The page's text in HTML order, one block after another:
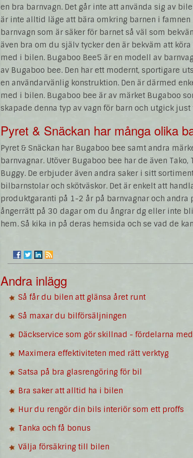
en bra barnvagn. Det går inte att använda sig av
är inte alltid läge att bära omkring barnen i famnen
barnvagn som är säker för barnet så väl som
även bra om du själv tycker den är bekväm att
med i bilen. Bugaboo Bee5 är en modell av
av Bugaboo bee. Den har ett modernt, sportigare
en användarvänlig konstruktion. Den är därmed
med i bilen. Bugaboo bee är av märket Bugaboo
skapade denna typ av vagn för barn och utgick
Pyret & Snäckan har många olika
Pyret & Snäckan har Bugaboo bee samt andra
barnvagnar. Utöver Bugaboo bee har de även
Buggy. De erbjuder även andra saker i sitt
bilbarnstolar och skötväskor. Det är enkelt att
produktgaranti på 1-2 år på barnvagnar och andra
ångerrätt på 30 dagar om du ångrar dg eller inte
hem. Så kika in på deras hemsida och se vad de
Andra inlägg
Så får du bilen att glänsa året runt
Så maxar du bilförsäljningen
Däckservice som gör skillnad - fördelarna
Maximera effektiviteten med rätt verktyg
Satsa på bra glasrengöring för bil
Bra saker att alltid ha i bilen
Hur du rengör din bils interiör som ett proffs
Tanka och få bonus
Välja försäkring till bilen